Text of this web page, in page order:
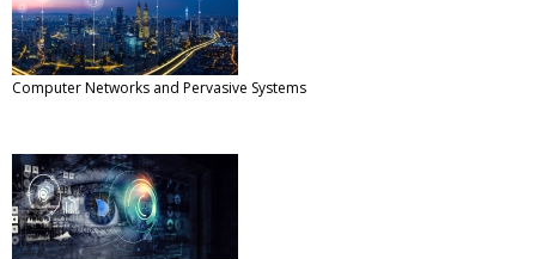
Computer Networks and Pervasive Systems